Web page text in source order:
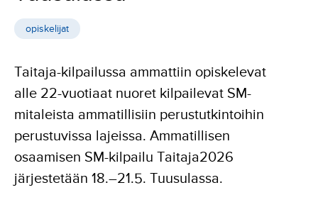
opiskelijat
Taitaja-kilpailussa ammattiin opiskelevat
alle 22-vuotiaat nuoret kilpailevat SM-
mitaleista ammatillisiin perustutkintoihin
perustuvissa lajeissa. Ammatillisen
osaamisen SM-kilpailu Taitaja2026
järjestetään 18.–21.5. Tuusulassa.